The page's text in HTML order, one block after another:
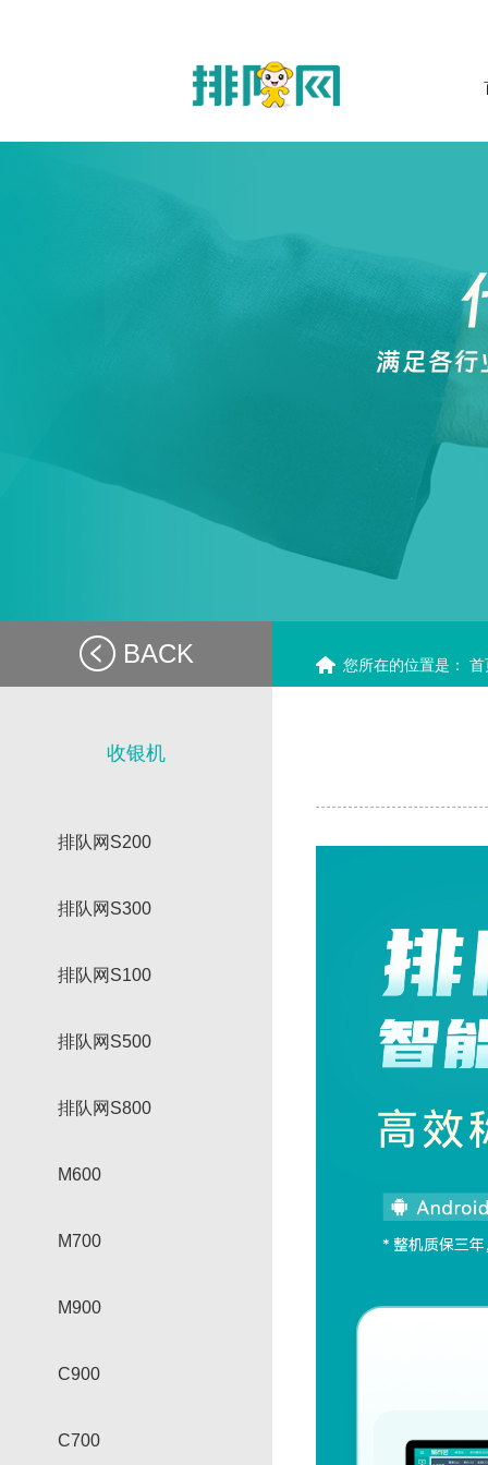
BACK
收银机
排队网S200
排队网S300
排队网S100
排队网S500
排队网S800
M600
M700
M900
C900
C700
您所在的位置是： 首